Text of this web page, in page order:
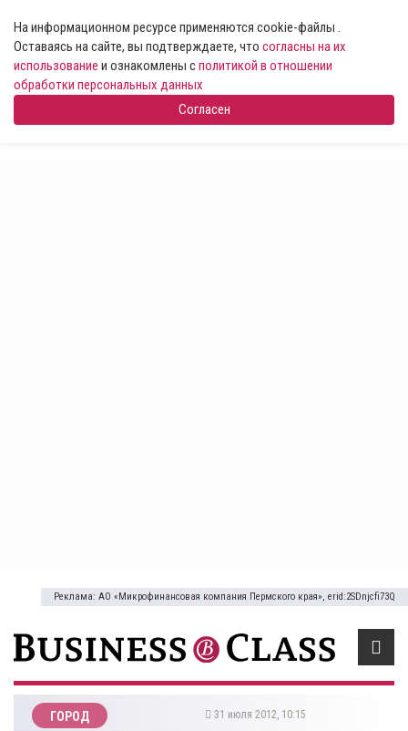
На информационном ресурсе применяются cookie-файлы .
Оставаясь на сайте, вы подтверждаете, что согласны на их
использование и ознакомлены сполитикой в отношении
обработки персональных данных
Согласен
Реклама: АО «Микрофинансовая компания Пермского края», erid:2SDnjcfi73Q
ГОРОД 31 июля 2012, 10:15